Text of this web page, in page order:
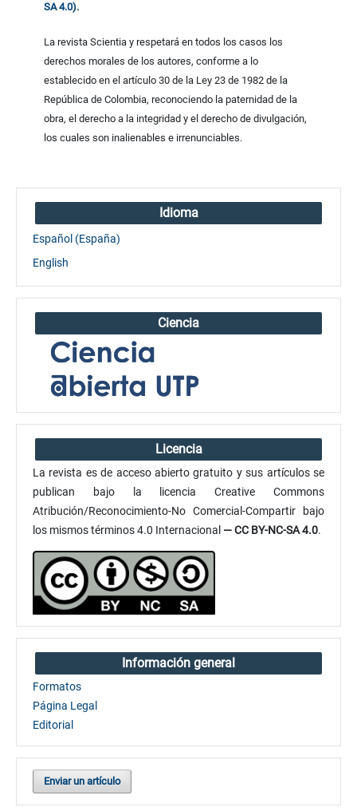
SA 4.0).
La revista Scientia y respetará en todos los casos los
derechos morales de los autores, conforme a lo
establecido en el artículo 30 de la Ley 23 de 1982 de la
República de Colombia, reconociendo la paternidad de la
obra, el derecho a la integridad y el derecho de divulgación,
los cuales son inalienables e irrenunciables.
Idioma
Español (España)
English
Ciencia
Licencia
La revista es de acceso abierto gratuito y sus artículos se
publican bajo la licencia Creative Commons
Atribución/Reconocimiento-No Comercial-Compartir bajo
los mismos términos 4.0 Internacional — CC BY-NC-SA 4.0.
Información general
Formatos
Página Legal
Editorial
Enviar un artículo